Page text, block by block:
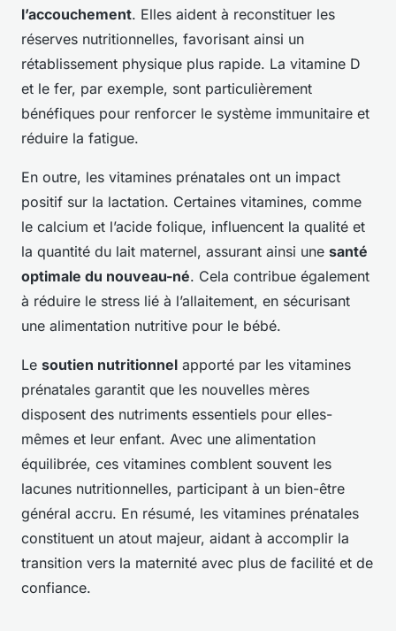
l’accouchement. Elles aident à reconstituer les
réserves nutritionnelles, favorisant ainsi un
rétablissement physique plus rapide. La vitamine D
et le fer, par exemple, sont particulièrement
bénéfiques pour renforcer le système immunitaire et
réduire la fatigue.
En outre, les vitamines prénatales ont un impact
positif sur la lactation. Certaines vitamines, comme
le calcium et l’acide folique, influencent la qualité et
la quantité du lait maternel, assurant ainsi une santé
optimale du nouveau-né. Cela contribue également
à réduire le stress lié à l’allaitement, en sécurisant
une alimentation nutritive pour le bébé.
Le soutien nutritionnel apporté par les vitamines
prénatales garantit que les nouvelles mères
disposent des nutriments essentiels pour elles-
mêmes et leur enfant. Avec une alimentation
équilibrée, ces vitamines comblent souvent les
lacunes nutritionnelles, participant à un bien-être
général accru. En résumé, les vitamines prénatales
constituent un atout majeur, aidant à accomplir la
transition vers la maternité avec plus de facilité et de
confiance.